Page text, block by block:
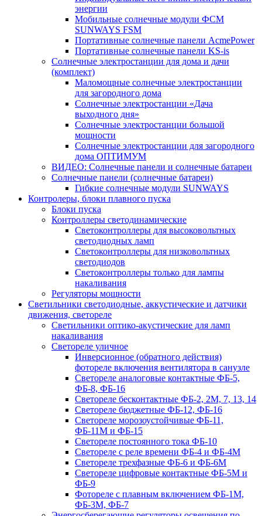
энергии
Мобильные солнечные модули ФСМ
SUNWAYS FSM
Портативные солнечные панели AcmePower
Портативные солнечные панели KS-is
Солнечные электростанции для дома и дачи
(комплект)
Маломощные солнечные электростанции
для загородного дома
Солнечные электростанции «Дача
выходного дня»
Солнечные электростанции большой
мощности
Солнечные электростанции для загородного
дома ОПТИМУМ
ВИДЕО: Солнечные панели и солнечные батареи
Солнечные панели (солнечные батареи)
Гибкие солнечные модули SUNWAYS
Контролеры, блоки плавного пуска
Блоки пуска
Контроллеры светодинамические
Светоконтроллеры для высоковольтных
светодиодных ламп
Светоконтроллеры для низковольтных
светодиодов
Светоконтроллеры только для лампы
накаливания
Регуляторы мощности
Светильники светодиодные, аккустические и датчики
движения, светореле
Светильники оптико-акустические для ламп
накаливания
Светореле уличное
Инверсионное (обратного действия)
фотореле включения вентилятора в санузле
Светореле аналоговые контактные ФБ-5,
ФБ-8, ФБ-16
Светореле бесконтактные ФБ-2, 2М, 7, 13, 14
Светореле бюджетные ФБ-12, ФБ-16
Светореле морозоустойчивые ФБ-11,
ФБ-11М и ФБ-15
Светореле постоянного тока ФБ-10
Светореле с реле времени ФБ-4 и ФБ-4М
Светореле трехфазные ФБ-6 и ФБ-6М
Светореле цифровые контактные ФБ-5М и
ФБ-9
Фотореле с плавным включением ФБ-1М,
ФБ-3М, ФБ-7